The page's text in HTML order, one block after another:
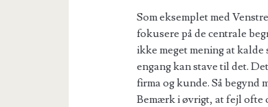
Som eksemplet med
fokusere på de centrale
ikke meget mening at
engang kan stave til det.
firma og kunde. Så begynd
Bemærk i øvrigt, at fejl ofte